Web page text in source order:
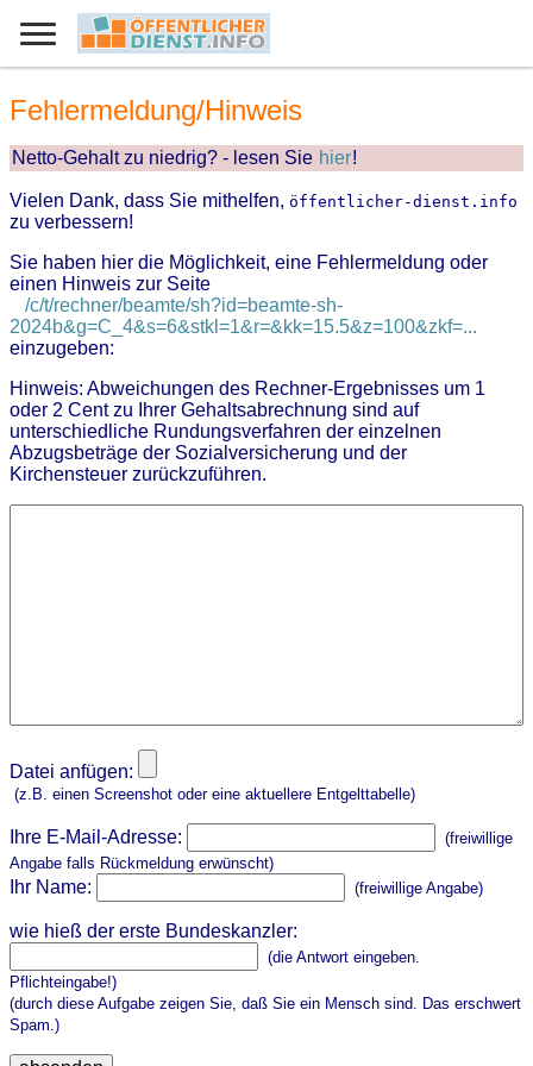
Fehlermeldung/Hinweis
Netto-Gehalt zu niedrig? - lesen Sie hier!
Vielen Dank, dass Sie mithelfen, öffentlicher-dienst.info
zu verbessern!
Sie haben hier die Möglichkeit, eine Fehlermeldung oder
einen Hinweis zur Seite
/c/t/rechner/beamte/sh?id=beamte-sh-
2024b&g=C_4&s=6&stkl=1&r=&kk=15.5&z=100&zkf=...
einzugeben:
Hinweis: Abweichungen des Rechner-Ergebnisses um 1
oder 2 Cent zu Ihrer Gehaltsabrechnung sind auf
unterschiedliche Rundungsverfahren der einzelnen
Abzugsbeträge der Sozialversicherung und der
Kirchensteuer zurückzuführen.
Datei anfügen:
(z.B. einen Screenshot oder eine aktuellere Entgelttabelle)
Ihre E-Mail-Adresse:
(freiwillige
Angabe falls Rückmeldung erwünscht)
Ihr Name: (freiwillige Angabe)
wie hieß der erste Bundeskanzler:
(die Antwort eingeben.
Pflichteingabe!)
(durch diese Aufgabe zeigen Sie, daß Sie ein Mensch sind. Das erschwert
Spam.)